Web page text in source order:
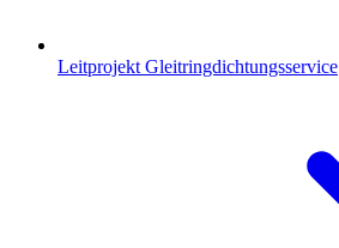
Leitprojekt Gleitringdichtungsservice